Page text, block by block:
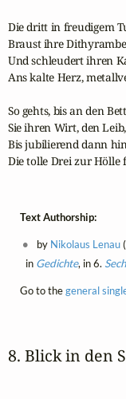
Die dritt in freudigem
Braust ihre
Und schleudert ihren
Ans kalte Herz,
So gehts, bis an den
Sie ihren Wirt, den
Bis jubilierend dann
Die tolle Drei zur Hölle
Text Authorship:
by Nikolaus Lenau
in Gedichte, in 6.
Go to thegeneral
8. Blick in den